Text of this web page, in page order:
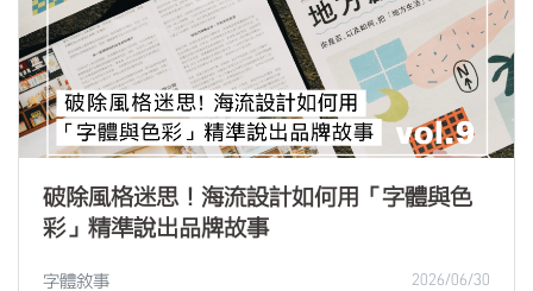
破除風格迷思！海流設計如何用「字體與色
彩」精準說出品牌故事
字體敘事 2026/06/30